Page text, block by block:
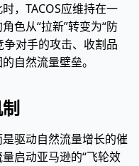
，TACOS应维持在一
色从“拉新”转变为“防
争对手的攻击、收割品
自然流量壁垒。
驱动自然流量增长的催
启动亚马逊的“飞轮效